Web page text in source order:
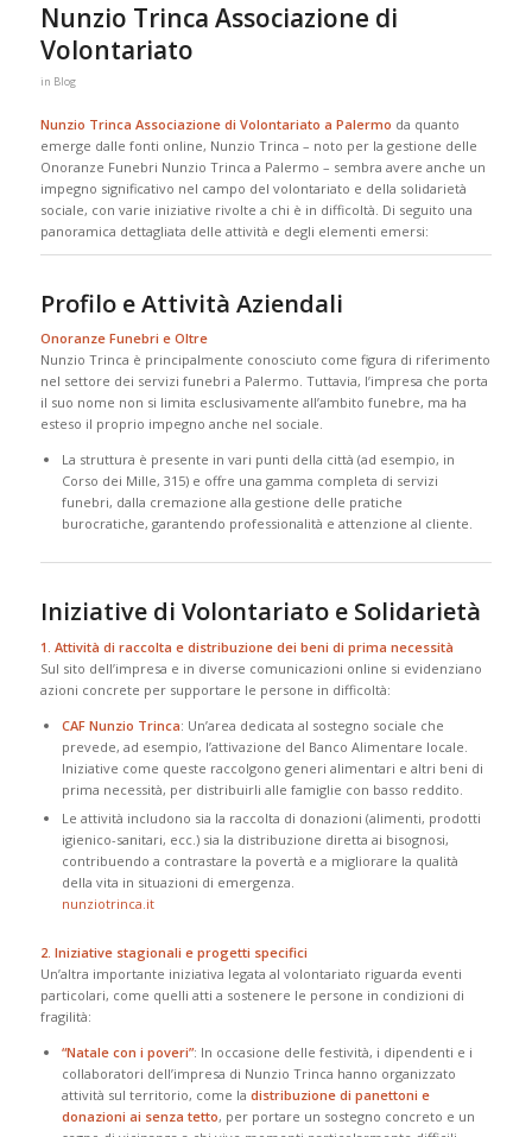
Nunzio Trinca Associazione di
Volontariato
in Blog
Nunzio Trinca Associazione di Volontariato a Palermo da quanto
emerge dalle fonti online, Nunzio Trinca – noto per la gestione delle
Onoranze Funebri Nunzio Trinca a Palermo – sembra avere anche un
impegno significativo nel campo del volontariato e della solidarietà
sociale, con varie iniziative rivolte a chi è in difficoltà. Di seguito una
panoramica dettagliata delle attività e degli elementi emersi:
Profilo e Attività Aziendali
Onoranze Funebri e Oltre
Nunzio Trinca è principalmente conosciuto come figura di riferimento
nel settore dei servizi funebri a Palermo. Tuttavia, l’impresa che porta
il suo nome non si limita esclusivamente all’ambito funebre, ma ha
esteso il proprio impegno anche nel sociale.
La struttura è presente in vari punti della città (ad esempio, in
Corso dei Mille, 315) e offre una gamma completa di servizi
funebri, dalla cremazione alla gestione delle pratiche
burocratiche, garantendo professionalità e attenzione al cliente.
Iniziative di Volontariato e Solidarietà
1. Attività di raccolta e distribuzione dei beni di prima necessità
Sul sito dell’impresa e in diverse comunicazioni online si evidenziano
azioni concrete per supportare le persone in difficoltà:
CAF Nunzio Trinca: Un’area dedicata al sostegno sociale che
prevede, ad esempio, l’attivazione del Banco Alimentare locale.
Iniziative come queste raccolgono generi alimentari e altri beni di
prima necessità, per distribuirli alle famiglie con basso reddito.
Le attività includono sia la raccolta di donazioni (alimenti, prodotti
igienico-sanitari, ecc.) sia la distribuzione diretta ai bisognosi,
contribuendo a contrastare la povertà e a migliorare la qualità
della vita in situazioni di emergenza.
nunziotrinca.it
2. Iniziative stagionali e progetti specifici
Un’altra importante iniziativa legata al volontariato riguarda eventi
particolari, come quelli atti a sostenere le persone in condizioni di
fragilità:
“Natale con i poveri”: In occasione delle festività, i dipendenti e i
collaboratori dell’impresa di Nunzio Trinca hanno organizzato
attività sul territorio, come la distribuzione di panettoni e
donazioni ai senza tetto, per portare un sostegno concreto e un